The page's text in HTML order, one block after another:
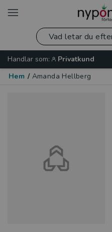
Handlar som:
Privatkund
Hem / Amanda Hellberg